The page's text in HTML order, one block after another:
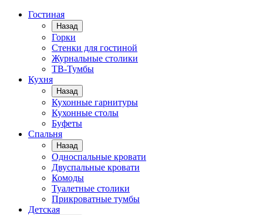
Гостиная
Назад
Горки
Стенки для гостиной
Журнальные столики
TВ-Тумбы
Кухня
Назад
Кухонные гарнитуры
Кухонные столы
Буфеты
Спальня
Назад
Односпальные кровати
Двуспальные кровати
Комоды
Туалетные столики
Прикроватные тумбы
Детская